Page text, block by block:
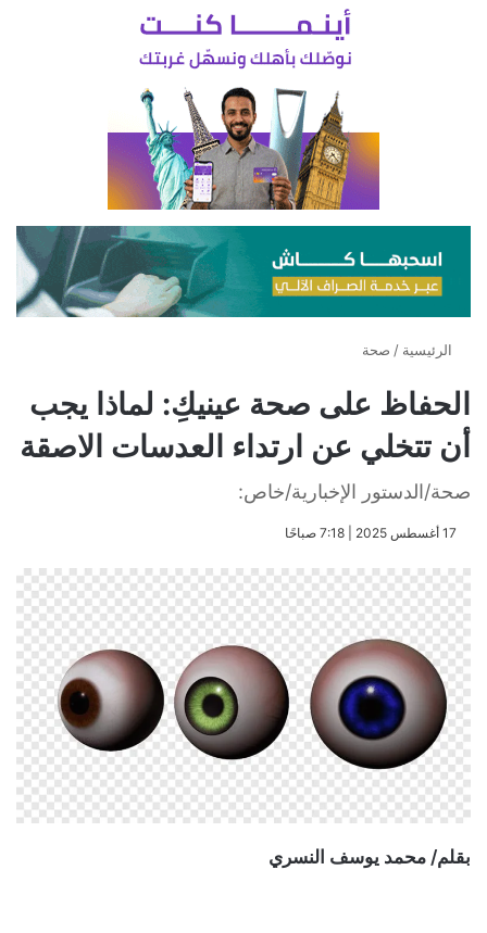
الرئيسية / صحة
الحفاظ على صحة عينيكِ: لماذا يجب
أن تتخلي عن ارتداء العدسات الاصقة
صحة/الدستور الإخبارية/خاص:
​17 أغسطس 2025 | 7:18 صباحًا
بقلم/ محمد يوسف النسري